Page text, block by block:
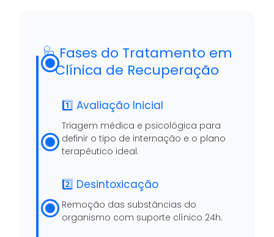
🩺 Fases do Tratamento em
Clínica de Recuperação
1️⃣ Avaliação Inicial
Triagem médica e psicológica para
definir o tipo de internação e o plano
terapêutico ideal.
2️⃣ Desintoxicação
Remoção das substâncias do
organismo com suporte clínico 24h.